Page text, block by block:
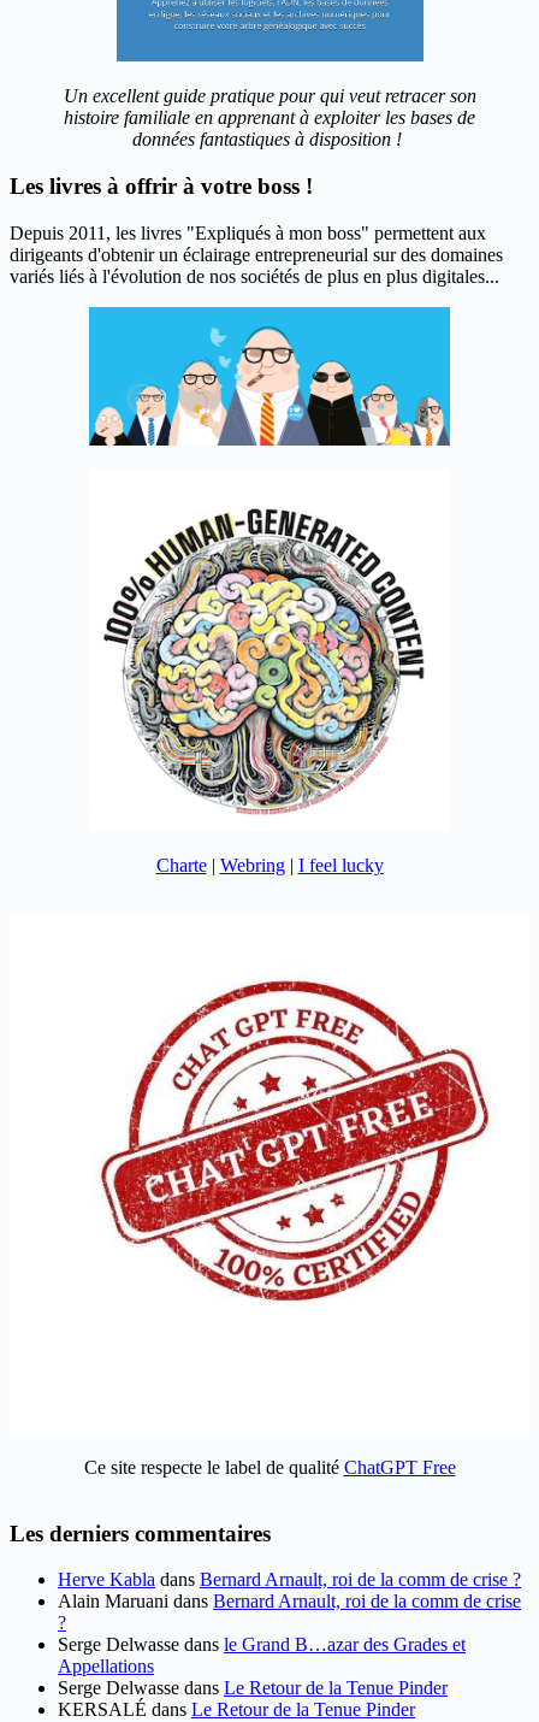
Un excellent guide pratique pour qui veut retracer son
histoire familiale en apprenant à exploiter les bases de
données fantastiques à disposition !
Les livres à offrir à votre boss !
Depuis 2011, les livres "Expliqués à mon boss" permettent aux
dirigeants d'obtenir un éclairage entrepreneurial sur des domaines
variés liés à l'évolution de nos sociétés de plus en plus digitales...
Charte| Webring| I feel lucky
Ce site respecte le label de qualité ChatGPT Free
Les derniers commentaires
Herve Kabla dans Bernard Arnault, roi de la comm de crise ?
Alain Maruani dans Bernard Arnault, roi de la comm de crise
?
Serge Delwasse dans le Grand B…azar des Grades et
Appellations
Serge Delwasse dans Le Retour de la Tenue Pinder
KERSALÉ dans Le Retour de la Tenue Pinder